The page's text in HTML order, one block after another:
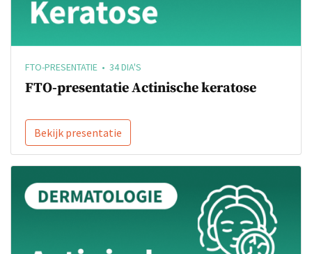
FTO-PRESENTATIE • 34 DIA'S
FTO-presentatie Actinische keratose
Bekijk presentatie